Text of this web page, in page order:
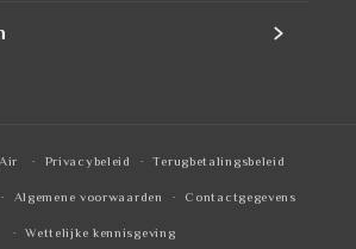
Privacybeleid Terugbetalingsbeleid
Algemene voorwaarden Contactgegevens
Wettelijke kennisgeving